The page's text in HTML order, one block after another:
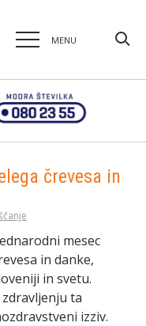
črevesa in
mesec
in danke,
in svetu.
ta
izziv.
MENU